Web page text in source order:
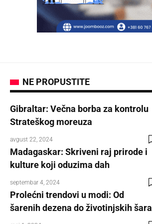
NE PROPUSTITE
Gibraltar: Večna borba za kontrolu
Strateškog moreuza
avgust 22, 2024
Madagaskar: Skriveni raj prirode i
kulture koji oduzima dah
septembar 4, 2024
Prolećni trendovi u modi: Od
šarenih dezena do životinjskih šara